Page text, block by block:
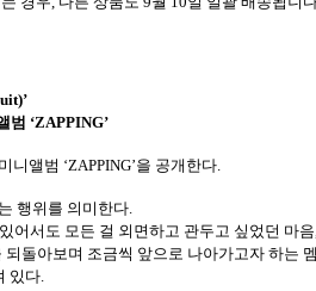
범 ‘ZAPPING’
니앨범 ‘ZAPPING’을 공개한다
행위를 의미한다
어서도 모든 걸 외면하고 관두고 싶었던 마음
돌아보며 조금씩 앞으로 나아가고자 하는
있다